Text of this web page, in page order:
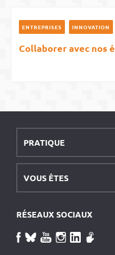
ENTREPRISES INNOVATION
Collaborer avec nos
PRATIQUE
VOUS ÊTES
RÉSEAUX SOCIAUX